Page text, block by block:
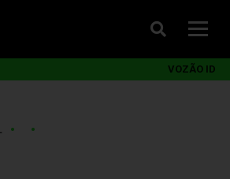
VOZÃO ID
• •